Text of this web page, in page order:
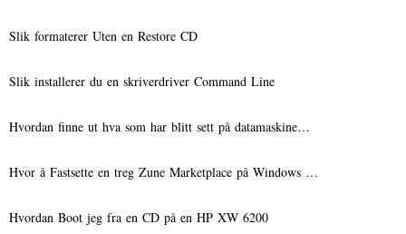
Slik formaterer Uten en Restore CD
Slik installerer du en skriverdriver Command Line
Hvordan finne ut hva som har blitt sett på datamaskine…
Hvor å Fastsette en treg Zune Marketplace på Windows …
Hvordan Boot jeg fra en CD på en HP XW 6200